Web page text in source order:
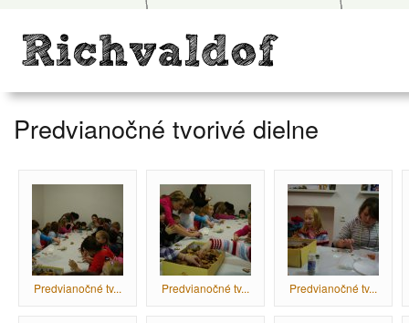
Predvianočné tvorivé dielne
Predvianočné tv... Predvianočné tv... Predvianočné tv...